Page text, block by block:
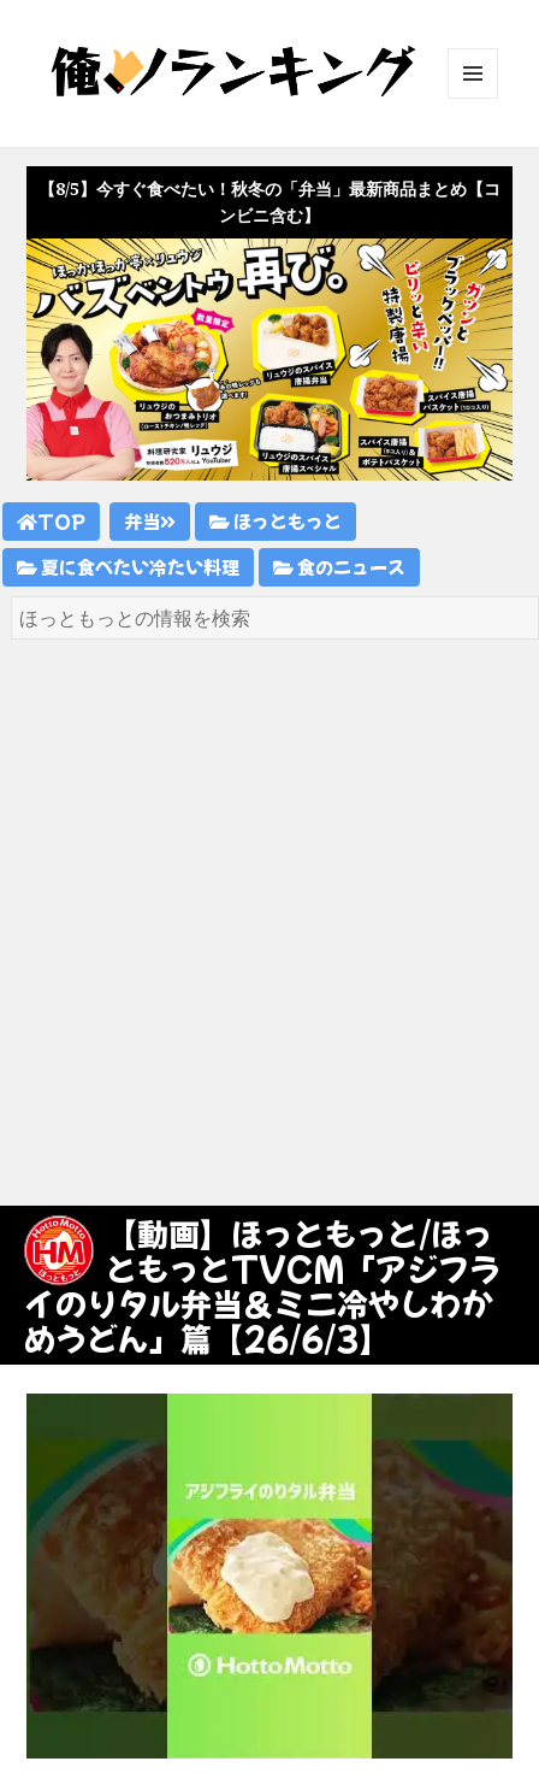
ット
【8/5】今すぐ食べたい！秋冬の「弁当」最新商品まとめ【コ
ンビニ含む】
TOP 弁当
ほっともっと
夏に食べたい冷たい料理
食のニュース
【動画】ほっともっと/ほっ
ともっとTVCM「アジフラ
イのりタル弁当＆ミニ冷やしわか
めうどん」篇【26/6/3】